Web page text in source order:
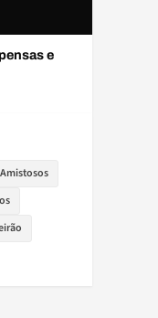
e
Amistosos